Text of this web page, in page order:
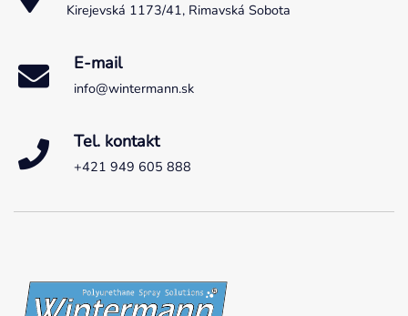
Kirejevská 1173/41, Rimavská Sobota
E-mail
info@wintermann.sk
Tel. kontakt
+421 949 605 888